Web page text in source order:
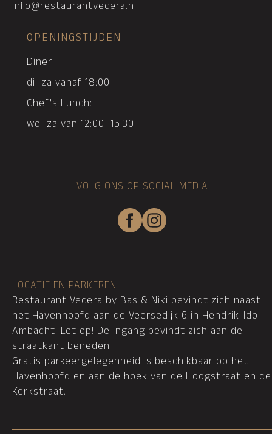
info@restaurantvecera.nl
OPENINGSTIJDEN
Diner:
di–za vanaf 18:00
Chef's Lunch:
wo–za van 12:00–15:30
VOLG ONS OP SOCIAL MEDIA
LOCATIE EN PARKEREN
Restaurant Vecera by Bas & Niki bevindt zich naast
het Havenhoofd aan de Veersedijk 6 in Hendrik-Ido-
Ambacht. Let op! De ingang bevindt zich aan de
straatkant beneden.
Gratis parkeergelegenheid is beschikbaar op het
Havenhoofd en aan de hoek van de Hoogstraat en de
Kerkstraat.